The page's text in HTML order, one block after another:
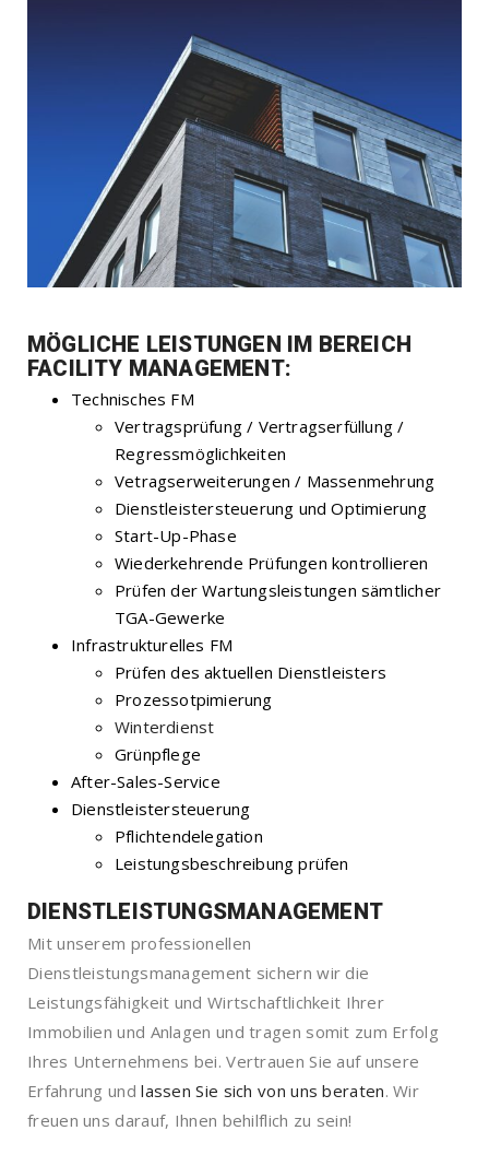
MÖGLICHE LEISTUNGEN IM BEREICH
FACILITY MANAGEMENT:
Technisches FM
Vertragsprüfung / Vertragserfüllung /
Regressmöglichkeiten
Vetragserweiterungen / Massenmehrung
Dienstleistersteuerung und Optimierung
Start-Up-Phase
Wiederkehrende Prüfungen kontrollieren
Prüfen der Wartungsleistungen sämtlicher
TGA-Gewerke
Infrastrukturelles FM
Prüfen des aktuellen Dienstleisters
Prozessotpimierung
Winterdienst
Grünpflege
After-Sales-Service
Dienstleistersteuerung
Pflichtendelegation
Leistungsbeschreibung prüfen
DIENSTLEISTUNGSMANAGEMENT
Mit unserem professionellen
Dienstleistungsmanagement sichern wir die
Leistungsfähigkeit und Wirtschaftlichkeit Ihrer
Immobilien und Anlagen und tragen somit zum Erfolg
Ihres Unternehmens bei. Vertrauen Sie auf unsere
Erfahrung undlassen Sie sich von uns beraten. Wir
freuen uns darauf, Ihnen behilflich zu sein!